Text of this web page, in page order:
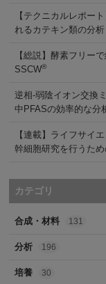
【テクニカルレポー
れるカテキン類の分析
【総説】酵素フリー
SSCW®
逆相-弱陰イオン交換
中PFASの効率的な分
【連載】ライフサイ
幹細胞研究を行うた
カテゴリ
合成・材料 131
分析 196
培養 30